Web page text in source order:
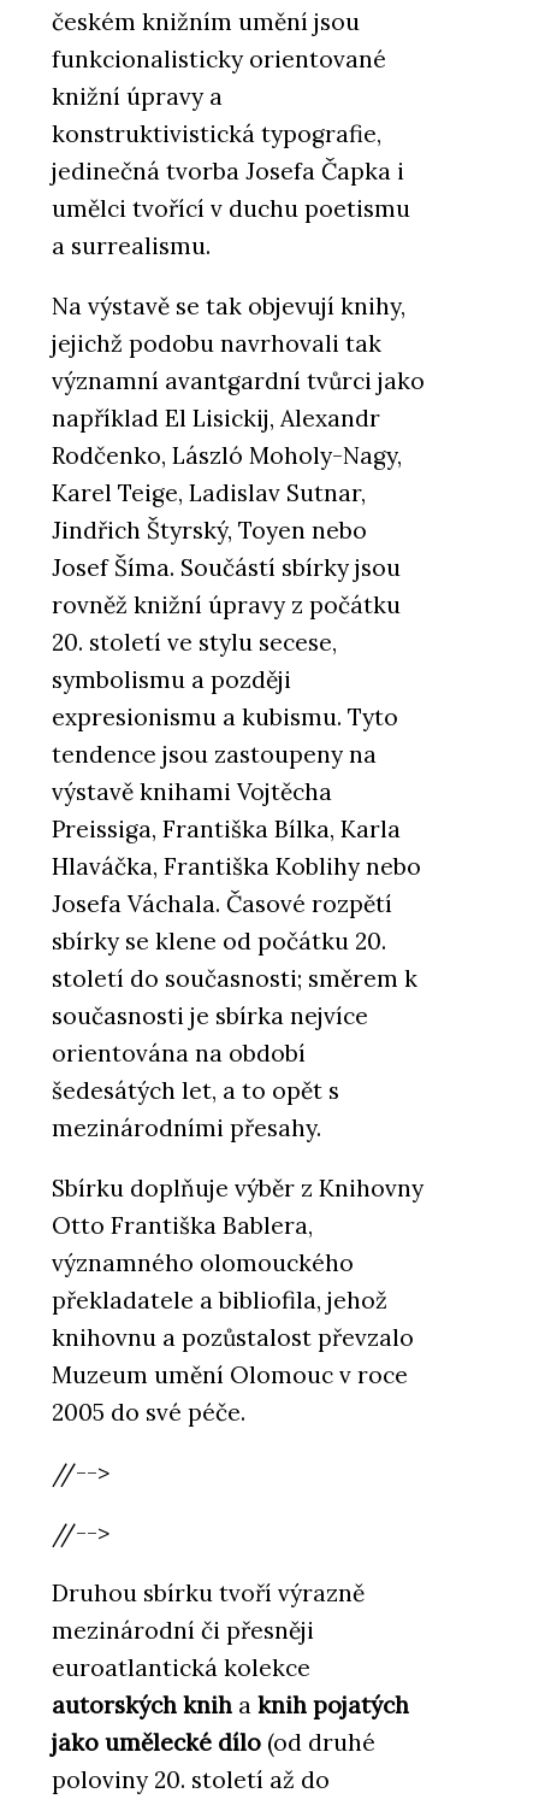
českém knižním umění jsou
funkcionalisticky orientované
knižní úpravy a
konstruktivistická typografie,
jedinečná tvorba Josefa Čapka i
umělci tvořící v duchu poetismu
a surrealismu.
Na výstavě se tak objevují knihy,
jejichž podobu navrhovali tak
významní avantgardní tvůrci jako
například El Lisickij, Alexandr
Rodčenko, László Moholy-Nagy,
Karel Teige, Ladislav Sutnar,
Jindřich Štyrský, Toyen nebo
Josef Šíma. Součástí sbírky jsou
rovněž knižní úpravy z počátku
20. století ve stylu secese,
symbolismu a později
expresionismu a kubismu. Tyto
tendence jsou zastoupeny na
výstavě knihami Vojtěcha
Preissiga, Františka Bílka, Karla
Hlaváčka, Františka Koblihy nebo
Josefa Váchala. Časové rozpětí
sbírky se klene od počátku 20.
století do současnosti; směrem k
současnosti je sbírka nejvíce
orientována na období
šedesátých let, a to opět s
mezinárodními přesahy.
Sbírku doplňuje výběr z Knihovny
Otto Františka Bablera,
významného olomouckého
překladatele a bibliofila, jehož
knihovnu a pozůstalost převzalo
Muzeum umění Olomouc v roce
2005 do své péče.
//-->
//-->
Druhou sbírku tvoří výrazně
mezinárodní či přesněji
euroatlantická kolekce
autorských knih a knih pojatých
jako umělecké dílo (od druhé
poloviny 20. století až do